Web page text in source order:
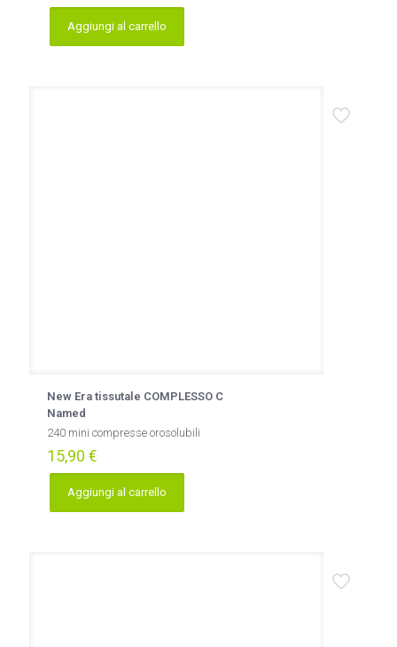
Aggiungi al carrello
New Era tissutale COMPLESSO C
Named
240 mini compresse orosolubili
15,90 €
Aggiungi al carrello